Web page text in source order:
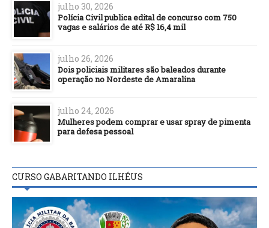
julho 30, 2026
Polícia Civil publica edital de concurso com 750
vagas e salários de até R$ 16,4 mil
julho 26, 2026
Dois policiais militares são baleados durante
operação no Nordeste de Amaralina
julho 24, 2026
Mulheres podem comprar e usar spray de pimenta
para defesa pessoal
CURSO GABARITANDO ILHÉUS